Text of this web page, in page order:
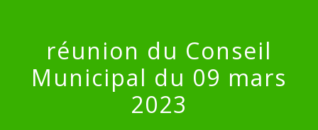
réunion du Conseil
Municipal du 09 mars
2023